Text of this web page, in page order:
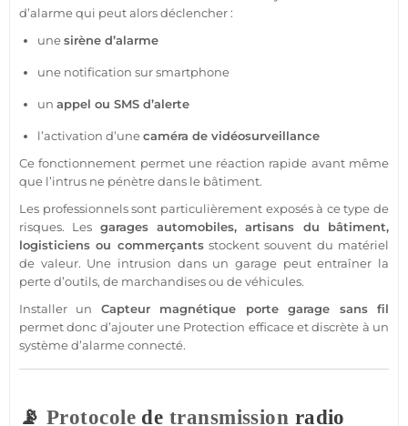
d’alarmequi peut alors déclencher :
unesirène d’alarme
une notification sursmartphone
un appel ou SMS d’alerte
l’activation d’unecaméra de vidéosurveillance
Ce fonctionnement permet une réaction rapide avant même
que l’intrus ne pénètre dans le bâtiment.
Les professionnels sont particulièrement exposés à ce type de
risques. Les garagesautomobiles, artisans du bâtiment,
logisticiens ou commerçantsstockent souvent du matériel
de valeur. Une intrusion dans un garage peut entraîner la
perte d’outils, de marchandises ou de véhicules.
Installer un Capteurmagnétique portegarage sans fil
permet donc d’ajouter une Protection efficace et discrète à un
systèmed’alarmeconnecté.
📡 Protocolede transmission radio